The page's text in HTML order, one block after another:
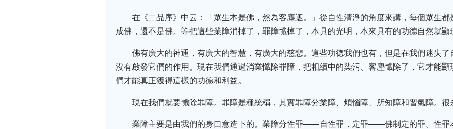
在《二品序》中云：「眾生本是佛，然為客塵遮。」從自性清淨的角度來講，每個眾生
成佛，還不是佛。等把這些業障消掉了，罪障懺掉了，本具的光明，本來具有的功德自然就顯
佛有廣大的神通，有廣大的智慧，有廣大的慈悲。這些功德我們也有，但是在我們迷失了
沒有啟發它們的作用。現在我們通過消業懺除罪障，把相續中的染污、客塵懺除了，它才能
們才能真正獲得這樣的功德和利益。
現在我們就要懺除罪障。罪障是種統稱，其實罪障分業障、煩惱障、所知障和習氣障。很
業障主要是由我們的身口意造下的。業障分性罪——自性罪，定罪——佛制定的罪。性罪